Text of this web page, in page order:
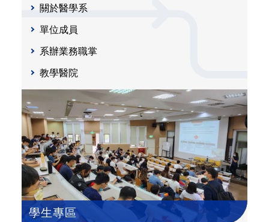
關於醫學系
單位成員
系辦業務職掌
教學醫院
學生專區